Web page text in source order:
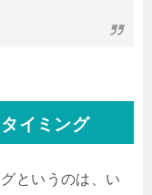
イミング
というのは、い